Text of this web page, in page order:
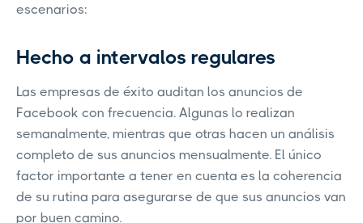
escenarios:
Hecho a intervalos regulares
Las empresas de éxito auditan los anuncios de
Facebook con frecuencia. Algunas lo realizan
semanalmente, mientras que otras hacen un análisis
completo de sus anuncios mensualmente. El único
factor importante a tener en cuenta es la coherencia
de su rutina para asegurarse de que sus anuncios van
por buen camino.